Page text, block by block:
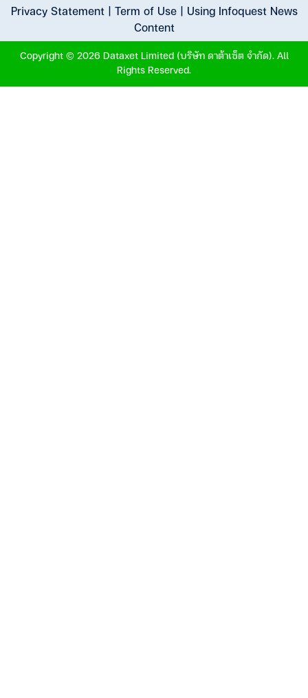
Privacy Statement| Term of Use| Using Infoquest News
Content
Copyright © 2026 Dataxet Limited (บริษัท ดาต้าเซ็ต จำกัด). All
Rights Reserved.